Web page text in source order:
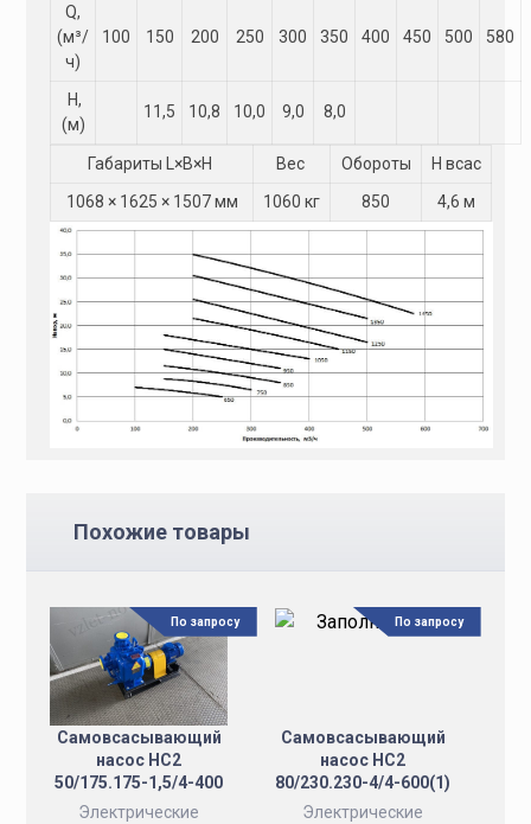
Q,
(м³/
ч)
100 150 200 250 300 350 400 450 500 580
Н,
(м)
11,5 10,8 10,0 9,0 8,0
Габариты L×B×H Вес Обороты
Н всас
1068 × 1625 × 1507 мм
1060 кг 850 4,6 м
Похожие товары
Самовсасывающий
насос НС2
50/175.175-1,5/4-400
Электрические
По запросу
Самовсасывающий
насос НС2
80/230.230-4/4-600(1)
Электрические
По запросу